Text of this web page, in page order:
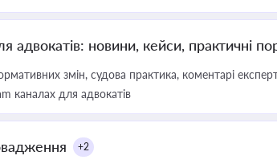
адвокатів: новини, кейси, практичні
змін, судова практика, коментарі
каналах для адвокатів
+2